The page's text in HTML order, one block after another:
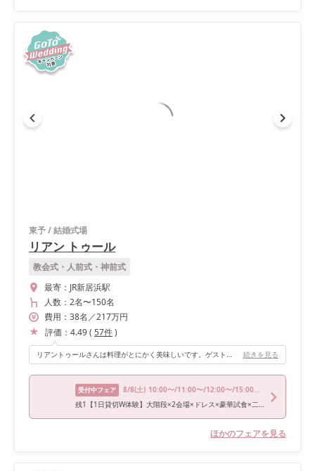
東予/結婚式場
リアン トゥール
教会式・人前式・神前式
最寄： JR新居浜駅
人数： 2名〜150名
費用： 38名 ／217万円
評価： 4.49( 57件)
リアントゥールさんは料理がとにかく美味しいです。ゲストの多くの方々に美味しかった！と言ってもらえて、とても嬉しいお言葉でした。 もう一つのオススメは、入場扉が3箇所もあって、ドレスやシーンに合わせてそれぞれ選ぶことができます。もちろん私は3箇所全ての扉から入場しました！ 続きを見る
受付中フェア 8/8(土) 10:00〜/11:00〜/12:00〜/15:00〜/16:00〜
残1【1日貸切W体験】大階段×2会場×ドレス×豪華試食×二次会
ほかのフェアを見る